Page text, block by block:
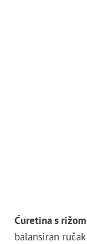
Ćuretina s
balansiran